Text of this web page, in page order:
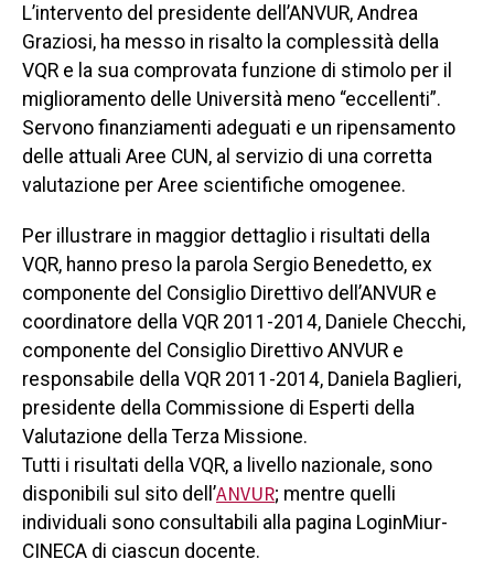
L’intervento del presidente dell’ANVUR, Andrea
Graziosi, ha messo in risalto la complessità della
VQR e la sua comprovata funzione di stimolo per il
miglioramento delle Università meno “eccellenti”.
Servono finanziamenti adeguati e un ripensamento
delle attuali Aree CUN, al servizio di una corretta
valutazione per Aree scientifiche omogenee.
Per illustrare in maggior dettaglio i risultati della
VQR, hanno preso la parola Sergio Benedetto, ex
componente del Consiglio Direttivo dell’ANVUR e
coordinatore della VQR 2011-2014, Daniele Checchi,
componente del Consiglio Direttivo ANVUR e
responsabile della VQR 2011-2014, Daniela Baglieri,
presidente della Commissione di Esperti della
Valutazione della Terza Missione.
Tutti i risultati della VQR, a livello nazionale, sono
disponibili sul sito dell’ANVUR; mentre quelli
individuali sono consultabili alla pagina LoginMiur-
CINECA di ciascun docente.